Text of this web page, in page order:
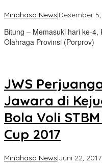
Minahasa News|Desember
Bitung – Memasuki hari ke-
Olahraga Provinsi (Porprov)
JWS
Jawara di
Bola Voli
Cup 2017
Minahasa News|Juni 22, 2017